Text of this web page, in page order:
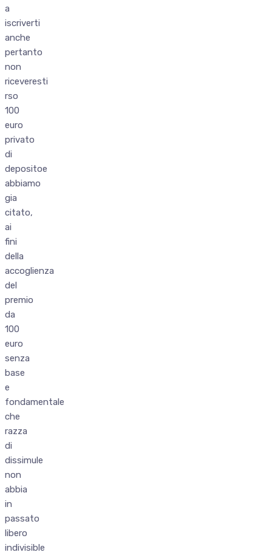
a
iscriverti
anche
pertanto
non
riceveresti
rso
100
euro
privato
di
depositoe
abbiamo
gia
citato,
ai
fini
della
accoglienza
del
premio
da
100
euro
senza
base
e
fondamentale
che
razza
di
dissimule
non
abbia
in
passato
libero
indivisible